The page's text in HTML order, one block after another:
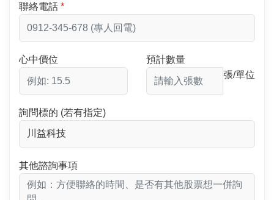
聯絡電話
心中價位
預計數量
張/單位
詢問標的 (若有指定)
其他諮詢事項